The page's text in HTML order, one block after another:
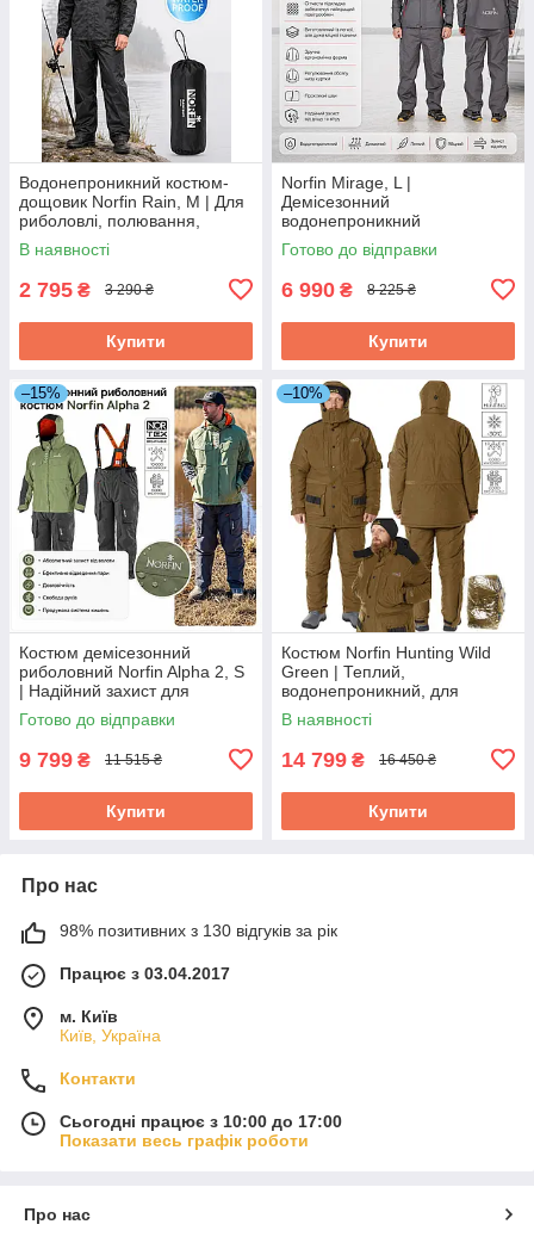
Водонепроникний костюм-
дощовик Norfin Rain, M | Для
риболовлі, полювання,
туризму та повсякденного
використання в негоду
В наявності
2 795 ₴ 3 290 ₴
Купити
Norfin Mirage, L |
Демісезонний
водонепроникний
«дихаючий» костюм для
риболовлі та активного
Готово до відправки
6 990 ₴ 8 225 ₴
Купити
–15%
Костюм демісезонний
риболовний Norfin Alpha 2, S
| Надійний захист для
комфортної риболовлі в
будь-яку погоду
Готово до відправки
9 799 ₴ 11 515 ₴
Купити
–10%
Костюм Norfin Hunting Wild
Green | Теплий,
водонепроникний, для
полювання та риболовлі
взимку, S (44-46)
В наявності
14 799 ₴ 16 450 ₴
Купити
Про нас
98% позитивних з 130 відгуків за рік
Працює з 03.04.2017
м. Київ
Київ, Україна
Контакти
Сьогодні працює з 10:00 до 17:00
Показати весь графік роботи
Про нас